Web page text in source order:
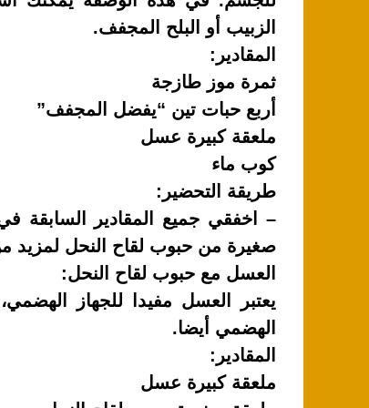
الزبيب أو البلح المجفف.
المقادير:
ثمرة موز طازجة
أربع حبات تين “يفضل المجفف”
ملعقة كبيرة عسل
كوب ماء
طريقة التحضير:
– اخفقي جميع المقادير السابقة
صغيرة من حبوب لقاح النحل لمزيد
العسل مع حبوب لقاح النحل:
يعتبر العسل مفيدا للجهاز
الهضمي أيضا.
المقادير:
ملعقة كبيرة عسل